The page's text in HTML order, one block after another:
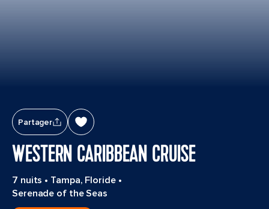
Partager
WESTERN CARIBBEAN CRUISE
7 nuits • Tampa, Floride•
Serenade of the Seas